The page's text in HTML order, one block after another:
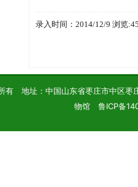
录入时间：2014/12/9 浏览
有 地址：中国山东省枣庄市中区
物馆 鲁ICP备